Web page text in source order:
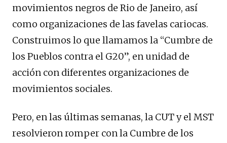
movimientos negros de Rio de Janeiro, así
como organizaciones de las favelas cariocas.
Construimos lo que llamamos la “Cumbre de
los Pueblos contra el G20”, en unidad de
acción con diferentes organizaciones de
movimientos sociales.
Pero, en las últimas semanas, la CUT y el MST
resolvieron romper con la Cumbre de los